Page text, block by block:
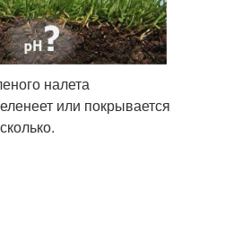
налета
или покрывается